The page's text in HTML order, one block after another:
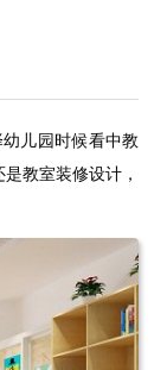
儿园时候看中教
教室装修设计，